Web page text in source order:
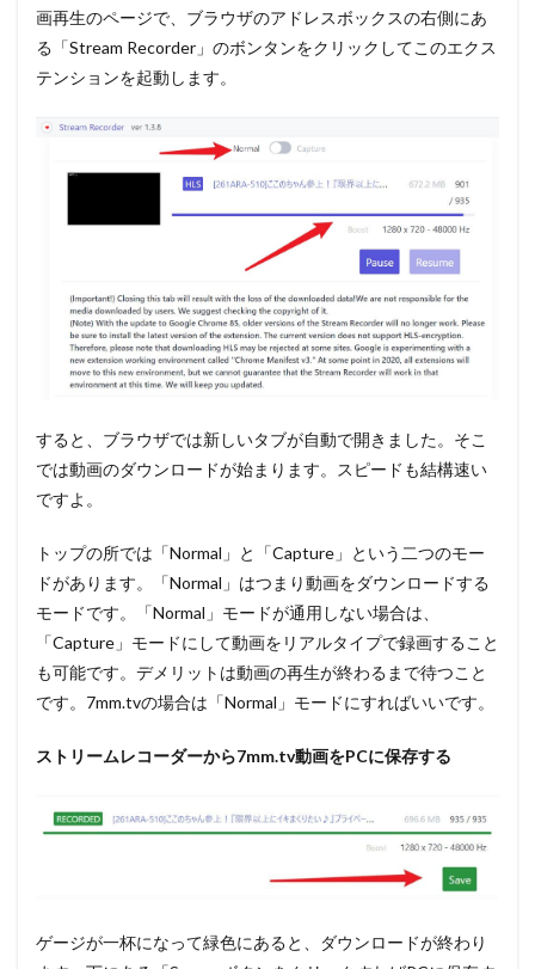
画再生のページで、ブラウザのアドレスボックスの右側にあ
る「Stream Recorder」のボンタンをクリックしてこのエクス
テンションを起動します。
すると、ブラウザでは新しいタブが自動で開きました。そこ
では動画のダウンロードが始まります。スピードも結構速い
ですよ。
トップの所では「Normal」と「Capture」という二つのモー
ドがあります。「Normal」はつまり動画をダウンロードする
モードです。「Normal」モードが通用しない場合は、
「Capture」モードにして動画をリアルタイプで録画すること
も可能です。デメリットは動画の再生が終わるまで待つこと
です。7mm.tvの場合は「Normal」モードにすればいいです。
ストリームレコーダーから7mm.tv動画をPCに保存する
ゲージが一杯になって緑色にあると、ダウンロードが終わり